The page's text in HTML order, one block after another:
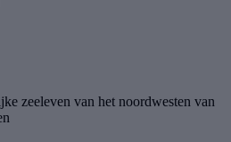
zeeleven van het noordwesten van